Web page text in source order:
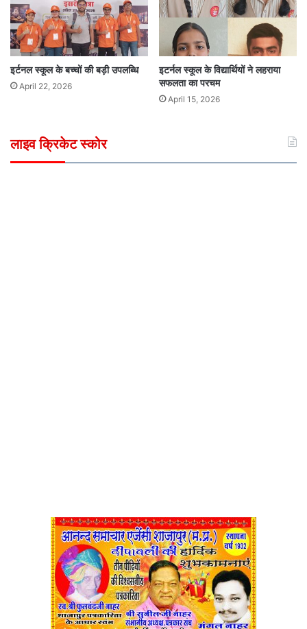
इर्टनल स्कूल के बच्चों की बड़ी उपलब्धि
April 22, 2026
इटर्नल स्कूल के विद्यार्थियों ने लहराया
सफलता का परचम
April 15, 2026
लाइव क्रिकेट स्कोर